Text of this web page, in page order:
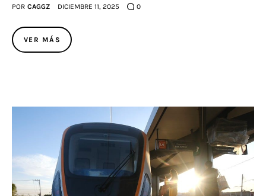
POR CAGGZ DICIEMBRE 11, 2025 0
VER MÁS